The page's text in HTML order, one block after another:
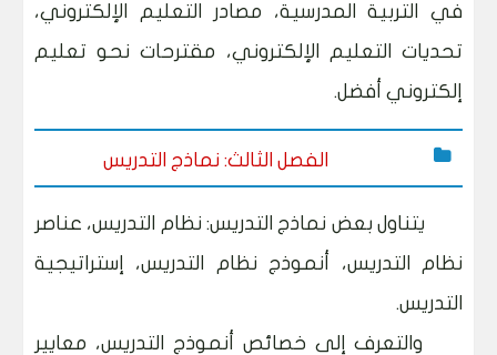
في التربية المدرسية، مصادر التعليم الإلكتروني،
تحديات التعليم الإلكتروني، مقترحات نحو تعليم
إلكتروني أفضل.
الفصل الثالث: نماذج التدريس
يتناول بعض نماذج التدريس: نظام التدريس، عناصر
نظام التدريس، أنموذج نظام التدريس، إستراتيجية
التدريس.
والتعرف إلى خصائص أنموذج التدريس، معايير